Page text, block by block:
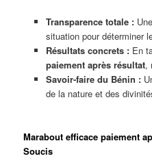
Transparence totale :
situation pour déterminer
Résultats concrets :En
paiement après résultat,
Savoir-faire du Bénin :
de la nature et des
Marabout efficace paiement
Soucis